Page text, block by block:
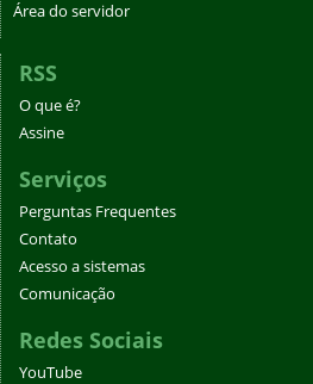
Área do servidor
RSS
O que é?
Assine
Serviços
Perguntas Frequentes
Contato
Acesso a sistemas
Comunicação
Redes Sociais
YouTube